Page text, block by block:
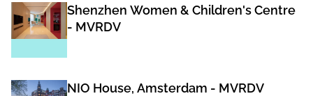
Shenzhen Women & Children's Centre
- MVRDV
NIO House, Amsterdam - MVRDV